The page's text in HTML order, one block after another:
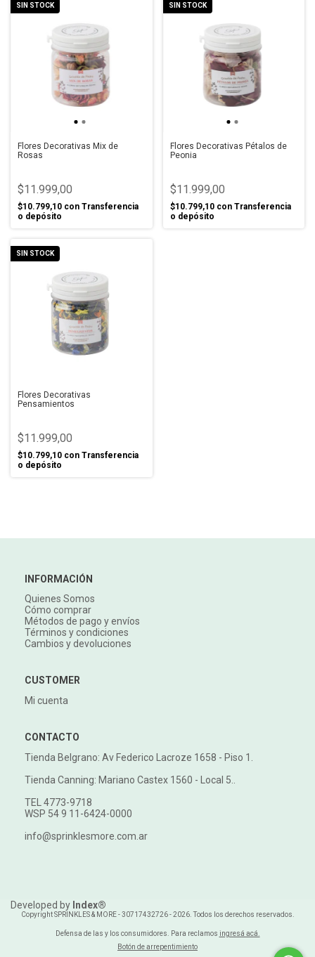
SIN STOCK
Flores Decorativas Mix de
Rosas
$11.999,00
$10.799,10 con Transferencia
o depósito
SIN STOCK
Flores Decorativas Pétalos de
Peonia
$11.999,00
$10.799,10 con Transferencia
o depósito
SIN STOCK
Flores Decorativas
Pensamientos
$11.999,00
$10.799,10 con Transferencia
o depósito
INFORMACIÓN
Quienes Somos
Cómo comprar
Métodos de pago y envíos
Términos y condiciones
Cambios y devoluciones
CUSTOMER
Mi cuenta
CONTACTO
Tienda Belgrano: Av Federico Lacroze 1658 - Piso 1.
Tienda Canning: Mariano Castex 1560 - Local 5..
TEL 4773-9718
WSP 54 9 11-6424-0000
info@sprinklesmore.com.ar
Developed by Index®
Copyright SPRINKLES & MORE - 30717432726 - 2026. Todos los derechos reservados.
Defensa de las y los consumidores. Para reclamos ingresá acá.
Botón de arrepentimiento